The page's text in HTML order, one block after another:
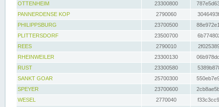
OTTENHEIM
23300800
PANNERDENSE KOP
2790060
PHILIPPSBURG
23700500
PLITTERSDORF
23500700
REES
2790010
RHEINWEILER
23300130
RUST
23300580
SANKT GOAR
25700300
SPEYER
23700600
WESEL
2770040